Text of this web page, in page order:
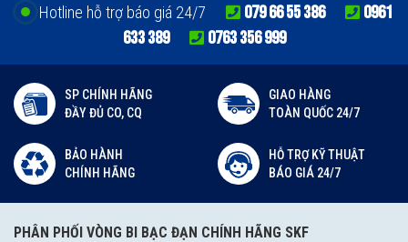
Hotline hỗ trợ báo giá 24/7 079 66 55 386
0961
633 389
0763 356 999
SP CHÍNH HÃNG
ĐẦY ĐỦ CO, CQ
GIAO HÀNG
TOÀN QUỐC 24/7
BẢO HÀNH
CHÍNH HÃNG
HỖ TRỢ KỸ THUẬT
BÁO GIÁ 24/7
PHÂN PHỐI VÒNG BI BẠC ĐẠN CHÍNH HÃNG SKF